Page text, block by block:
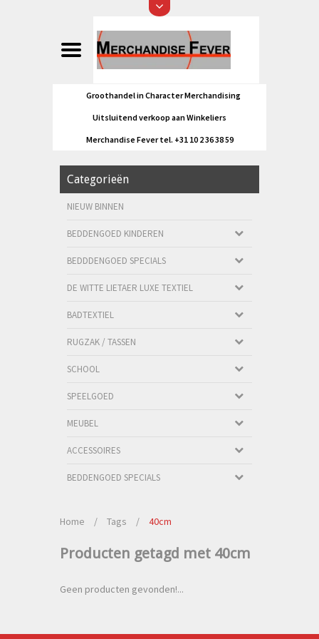
Groothandel in Character Merchandising
Uitsluitend verkoop aan Winkeliers
Merchandise Fever tel. +31 10 2 36 38 59
Categorieën
NIEUW BINNEN
BEDDENGOED KINDEREN
BEDDDENGOED SPECIALS
DE WITTE LIETAER LUXE TEXTIEL
BADTEXTIEL
RUGZAK / TASSEN
SCHOOL
SPEELGOED
MEUBEL
ACCESSOIRES
BEDDENGOED SPECIALS
Home / Tags / 40cm
Producten getagd met 40cm
Geen producten gevonden!...